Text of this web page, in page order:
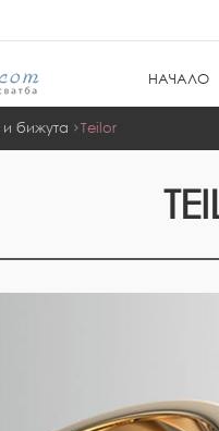
НАЧАЛО
и бижута Teilor